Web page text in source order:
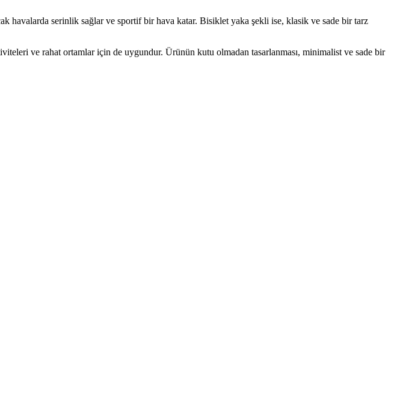
havalarda serinlik sağlar ve sportif bir hava katar. Bisiklet yaka şekli ise, klasik ve sade bir tarz
ve rahat ortamlar için de uygundur. Ürünün kutu olmadan tasarlanması, minimalist ve sade bir